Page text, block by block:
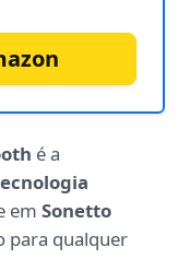
é a
em Sonetto
para qualquer